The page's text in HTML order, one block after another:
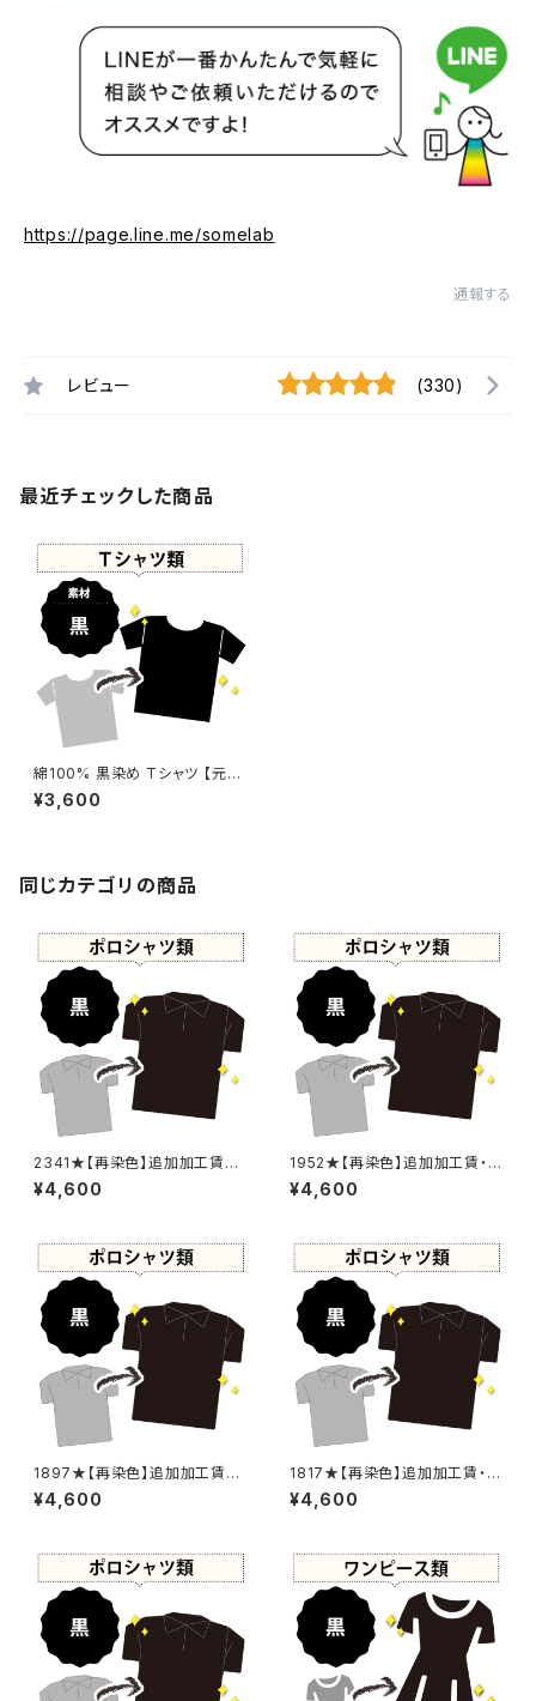
https://page.line.me/somelab
通報する
レビュー (330)
最近チェックした商品
綿100% 黒染め Tシャツ 【元
色：グレー】 -染め直し[漆黒 - B
lack]501-0156
¥3,600
同じカテゴリの商品
2341★【再染色】追加加工賃・
黒染め
¥4,600
1952★【再染色】追加加工賃・
黒染め
¥4,600
1897★【再染色】追加加工賃・
黒染め
¥4,600
1817★【再染色】追加加工賃・黒
染め
¥4,600